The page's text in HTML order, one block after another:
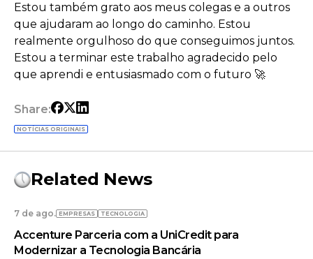
Estou também grato aos meus colegas e a outros
que ajudaram ao longo do caminho. Estou
realmente orgulhoso do que conseguimos juntos.
Estou a terminar este trabalho agradecido pelo
que aprendi e entusiasmado com o futuro 🚀
Share:
NOTÍCIAS ORIGINAIS
Related News
7 de ago. EMPRESAS TECNOLOGIA
Accenture Parceria com a UniCredit para
Modernizar a Tecnologia Bancária